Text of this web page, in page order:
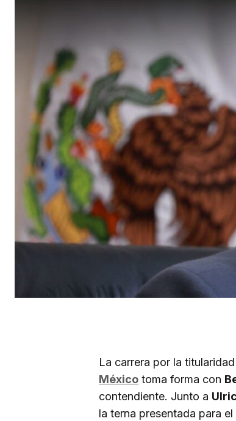
La carrera por la
México toma forma con
contendiente. Junto a
la terna presentada para el